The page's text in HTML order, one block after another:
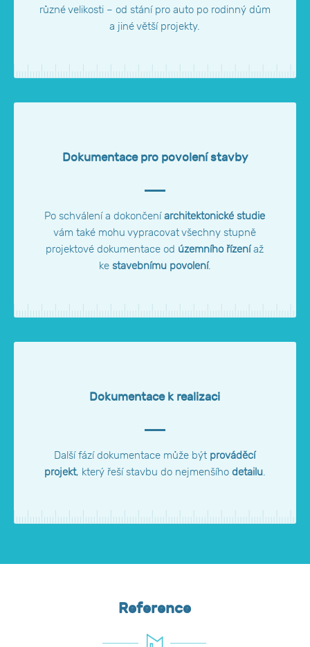
různé velikosti – od stání pro auto po rodinný dům
a jiné větší projekty.
Dokumentace pro povolení stavby
Po schválení a dokončeníarchitektonické studie
vám také mohu vypracovat všechny stupně
projektové dokumentace od územního řízeníaž
ke stavebnímu povolení.
Dokumentace k realizaci
Další fází dokumentace může být prováděcí
projekt, který řeší stavbu do nejmenšího detailu.
Reference